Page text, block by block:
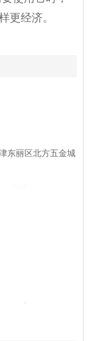
更经济。
东丽区北方五金城